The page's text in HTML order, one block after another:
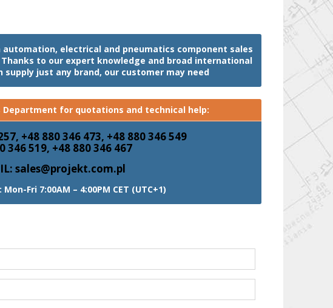
automation, electrical and pneumatics component sales
to our expert knowledge and broad international
supply just any brand, our customer may need
Department for quotations and technical help:
+48 880 346 473, +48 880 346 549
346 519, +48 880 346 467
sales@projekt.com.pl
Fri 7:00AM – 4:00PM CET (UTC+1)